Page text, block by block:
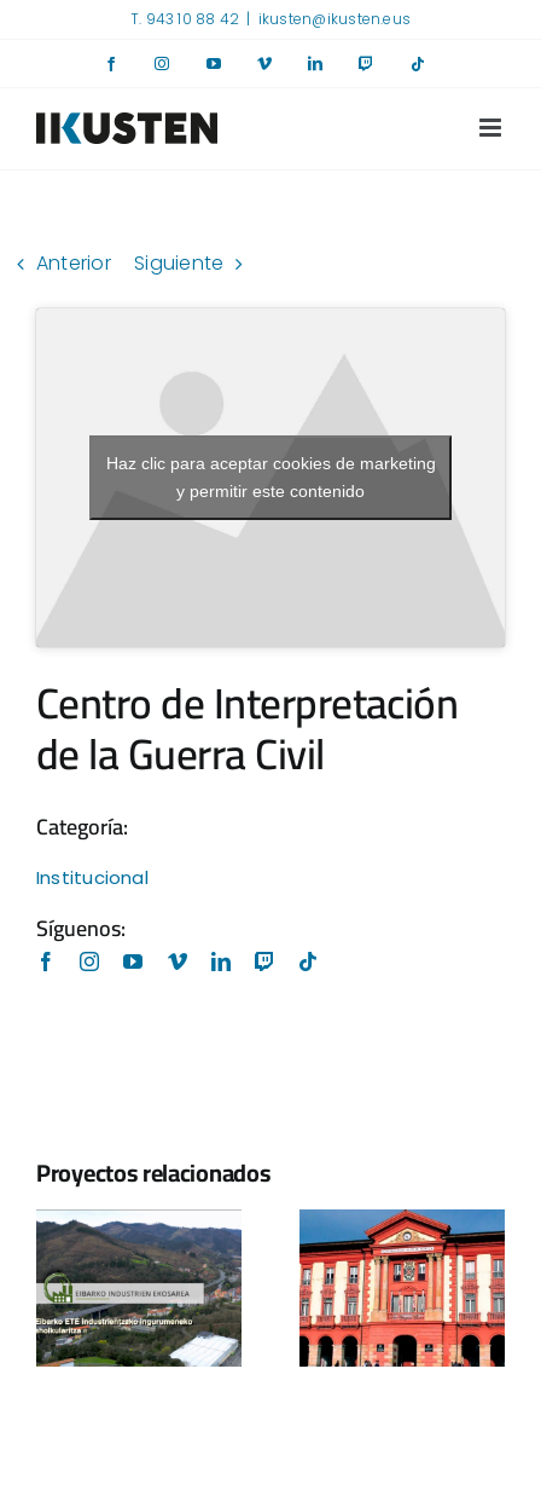
T. 943 10 88 42 | ikusten@ikusten.eus
FacebookInstagramYouTubeVimeo LinkedIn Twitch Tiktok
Anterior Siguiente
Haz clic para aceptar cookies de marketing
y permitir este contenido
Centro de Interpretación
de la Guerra Civil
Categoría:
Institucional
Síguenos:
Proyectos relacionados
Ayuntamiento
de Eibar